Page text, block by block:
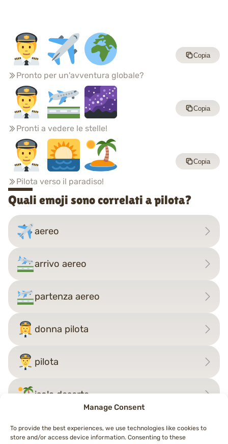
Manage Consent
To provide the best experiences, we use technologies like cookies to
store and/or access device information. Consenting to these
Pronto per un'avventura globale?
Copia
Pronti a vedere le stelle!
Copia
Pilota verso il paradiso!
Copia
Quali emoji sono correlati a pilota?
aereo
arrivo aereo
partenza aereo
donna pilota
pilota
isola deserta